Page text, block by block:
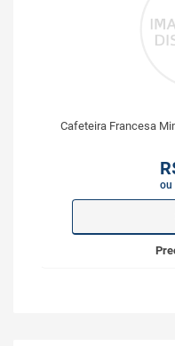
Cafeteira Francesa
ou